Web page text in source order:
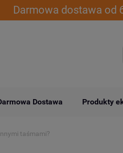
Darmowa dostawa od
Dostawa Produkty
taśmami?